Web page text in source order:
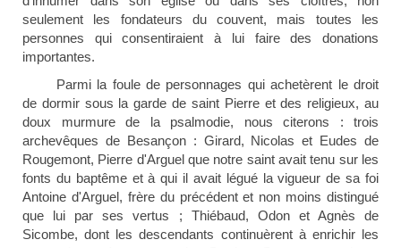
seulement les fondateurs du couvent, mais toutes les
personnes qui consentiraient à lui faire des donations
importantes.
Parmi la foule de personnages qui achetèrent le droit
de dormir sous la garde de saint Pierre et des religieux, au
doux murmure de la psalmodie, nous citerons : trois
archevêques de Besançon : Girard, Nicolas et Eudes de
Rougemont, Pierre d'Arguel que notre saint avait tenu sur les
fonts du baptême et à qui il avait légué la vigueur de sa foi
Antoine d'Arguel, frère du précédent et non moins distingué
que lui par ses vertus ; Thiébaud, Odon et Agnès de
Sicombe, dont les descendants continuèrent à enrichir les